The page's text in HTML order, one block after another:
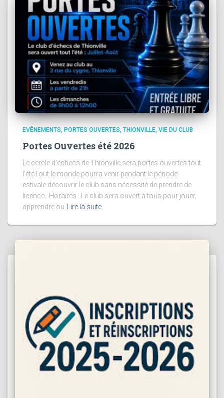
EVÊNEMENTS PORTES OUVERTES THIONVILLE VIE DU CLUB
Portes Ouvertes été 2026
Le cercle d’échecs de Thionville sera portes ouvertes tout
l’étéTout le monde pourra venir pendant le période
estivale découvrir le club sans nécessité de prendre de
licence. Horaires : Le club sera ouvert à tous pour jouer,
apprendre ou Lire la suite